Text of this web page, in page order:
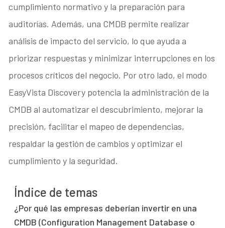
cumplimiento normativo y la preparación para
auditorías. Además, una CMDB permite realizar
análisis de impacto del servicio, lo que ayuda a
priorizar respuestas y minimizar interrupciones en los
procesos críticos del negocio. Por otro lado, el modo
EasyVista Discovery potencia la administración de la
CMDB al automatizar el descubrimiento, mejorar la
precisión, facilitar el mapeo de dependencias,
respaldar la gestión de cambios y optimizar el
cumplimiento y la seguridad.
Índice de temas
¿Por qué las empresas deberían invertir en una
CMDB (Configuration Management Database o